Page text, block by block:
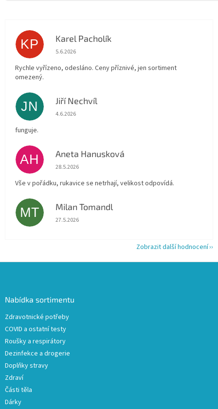
KP Karel Pacholík
Hodnocení obchodu je 4 z 5 hvězdiček.
5.6.2026
Rychle vyřízeno, odesláno. Ceny příznivé, jen sortiment
omezený.
JN Jiří Nechvíl
Hodnocení obchodu je 5 z 5 hvězdiček.
4.6.2026
funguje.
AH Aneta Hanusková
Hodnocení obchodu je 5 z 5 hvězdiček.
28.5.2026
Vše v pořádku, rukavice se netrhají, velikost odpovídá.
MT Milan Tomandl
Hodnocení obchodu je 5 z 5 hvězdiček.
27.5.2026
Zobrazit další hodnocení
Nabídka sortimentu
Zdravotnické potřeby
COVID a ostatní testy
Roušky a respirátory
Dezinfekce a drogerie
Doplňky stravy
Zdraví
Části těla
Dárky